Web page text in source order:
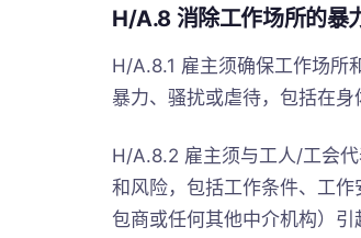
H/A.8 消除工作场所的暴
H/A.8.1 雇主须确保工作场所
暴力、骚扰或虐待，包括在身
H/A.8.2 雇主须与工人/工会
和风险，包括工作条件、工
包商或任何其他中介机构）引